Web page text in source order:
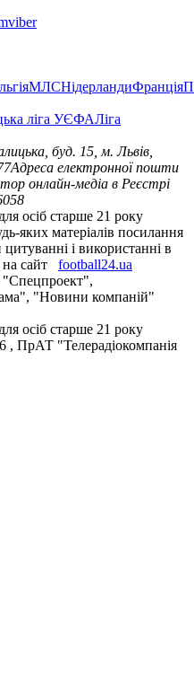
viber
МЛСНідерландиФранція
ліга УЄФАЛіга
буд. 15, м. Львів,
Адреса електронної пошти
онлайн-медіа в Реєстрі
осіб старше 21 року
яких матеріалів посилання
і використанні в
сайт
football24.ua
"Спецпроект",
"Новини компаній"
осіб старше 21 року
, ПрАТ "Телерадіокомпанія